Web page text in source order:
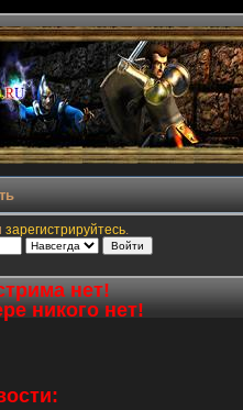
зарегистрируйтесь.
нет!
никого нет!